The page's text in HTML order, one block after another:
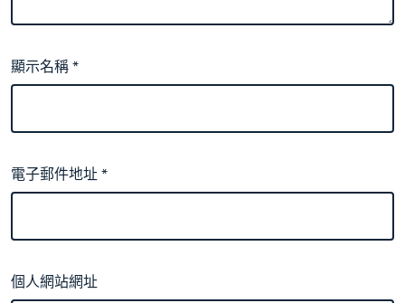
顯示名稱*
電子郵件地址*
個人網站網址